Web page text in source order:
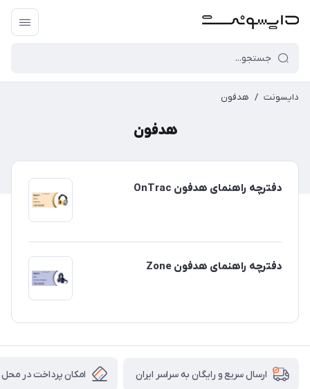
دایسونت / هدفون
هدفون
دفترچه راهنمای هدفون OnTrac
دفترچه راهنمای هدفون Zone
ارسال سریع و رایگان به سراسر ایران امکان پرداخت در محل